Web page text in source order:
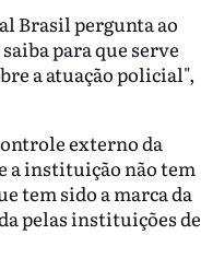
Brasil pergunta ao
para que serve
a atuação policial",
externo da
a instituição não tem
tem sido a marca da
pelas instituições de